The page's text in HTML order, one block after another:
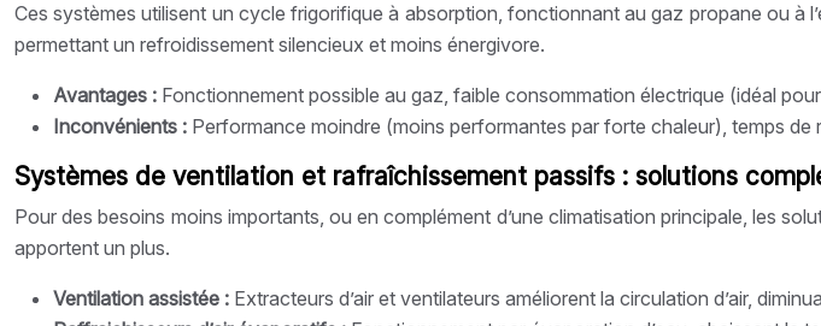
Ces systèmes utilisent un cycle frigorifique à absorption, fonctionnant au gaz propane ou à
permettant un refroidissement silencieux et moins énergivore.
Avantages : Fonctionnement possible au gaz, faible consommation électrique (idéal
Inconvénients : Performance moindre (moins performantes par forte chaleur), temps
Systèmes de ventilation et rafraîchissement passifs : solutions
Pour des besoins moins importants, ou en complément d’une climatisation principale, les
apportent un plus.
Ventilation assistée : Extracteurs d’air et ventilateurs améliorent la circulation d’air,